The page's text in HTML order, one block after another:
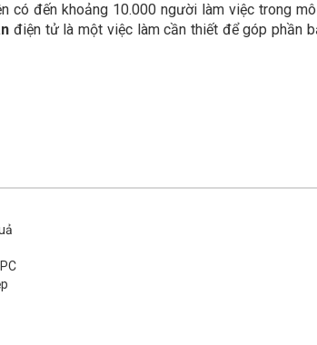
có đến khoảng 10.000 người làm việc trong
điện tử là một việc làm cần thiết để góp phần